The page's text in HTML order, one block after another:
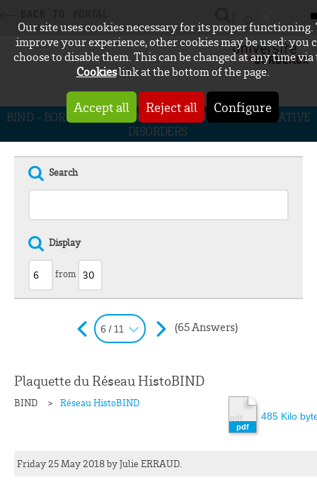
Our site uses cookies necessary for its proper functioning.
improve your experience, other cookies may be used: you
choose to disable them. This can be changed at any time via
Cookieslink at the bottom of the page.
Accept all Reject all Configure
CONNEXION
BIND - BORDEAUX INITIATIVE FOR NEURODEGENERATIVE
DISORDERS
Search
Display
from
6 / 11 (65 Answers)
Plaquette du Réseau HistoBIND
BIND
485 Kilo
Réseau HistoBIND
Friday 25 May 2018byJulie ERRAUD.